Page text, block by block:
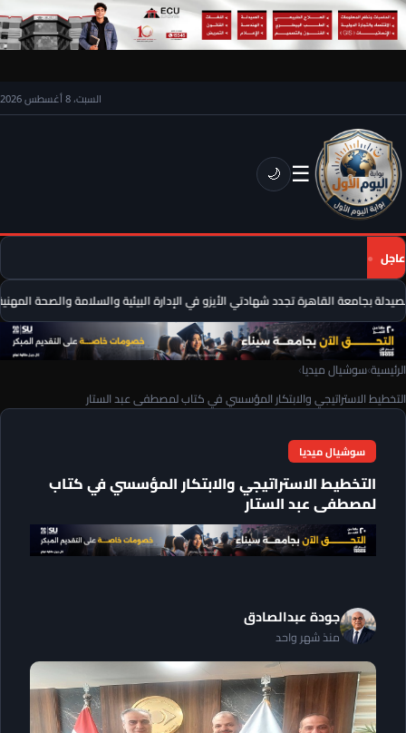
السبت، 8 أغسطس 2026
☰
🌙
عاجل
بجامعة القاهرة تجدد شهادتي الأيزو في الإدارة البيئية والسلامة والصحة المهنية
الرئيسية›سوشيال ميديا›
التخطيط الاستراتيجي والابتكار المؤسسي في كتاب لمصطفى عبد الستار
سوشيال ميديا
التخطيط الاستراتيجي والابتكار المؤسسي في كتاب
لمصطفى عبد الستار
جودة عبدالصادق
منذ شهر واحد